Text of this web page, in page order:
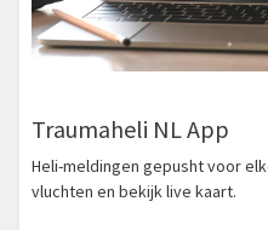
Traumaheli NL App
Heli-meldingen gepusht voor
vluchten en bekijk live kaart.